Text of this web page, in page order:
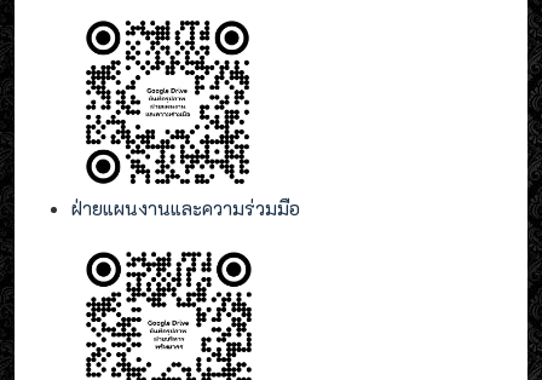
ฝ่ายแผนงานและความร่วมมือ